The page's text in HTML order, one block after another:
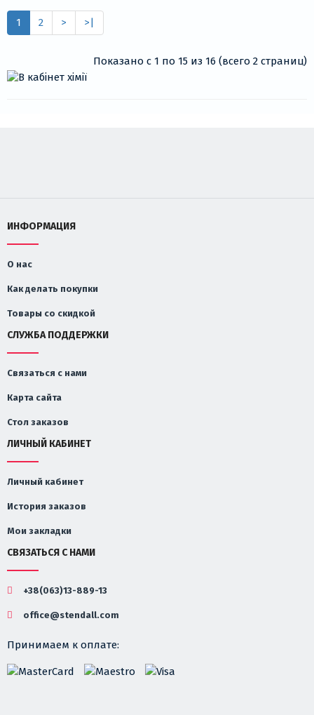
1 2 > >|
Показано с 1 по 15 из 16 (всего 2 страниц)
ИНФОРМАЦИЯ
О нас
Как делать покупки
Товары со скидкой
СЛУЖБА ПОДДЕРЖКИ
Связаться с нами
Карта сайта
Стол заказов
ЛИЧНЫЙ КАБИНЕТ
Личный кабинет
История заказов
Мои закладки
СВЯЗАТЬСЯ С НАМИ
+38(063)13-889-13
office@stendall.com
Принимаем к оплате: